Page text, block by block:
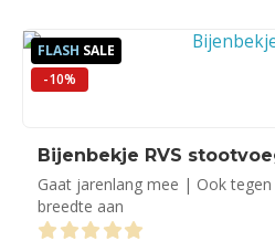
FLASH SALE
-10%
Bijenbekje RVS
Gaat jarenlang mee | Ook
breedte aan